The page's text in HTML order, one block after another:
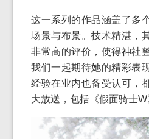
这一系列的作品涵盖了多
场景与布景。技术精湛，
非常高的评价，使得神社
我们一起期待她的精彩表
经验在业内也备受认可，
大放送，包括《假面骑士W